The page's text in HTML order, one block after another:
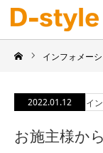
インフォメー
2022.01.12 イ
お施主様か